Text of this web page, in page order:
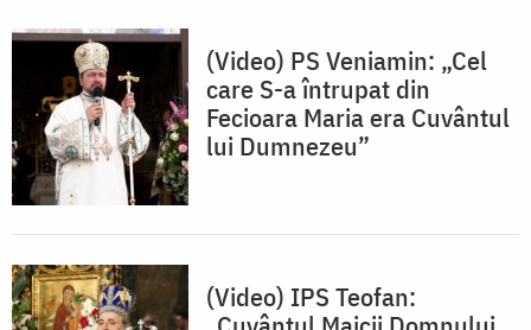
(Video) PS Veniamin: „Cel
care S-a întrupat din
Fecioara Maria era Cuvântul
lui Dumnezeu”
(Video) IPS Teofan: